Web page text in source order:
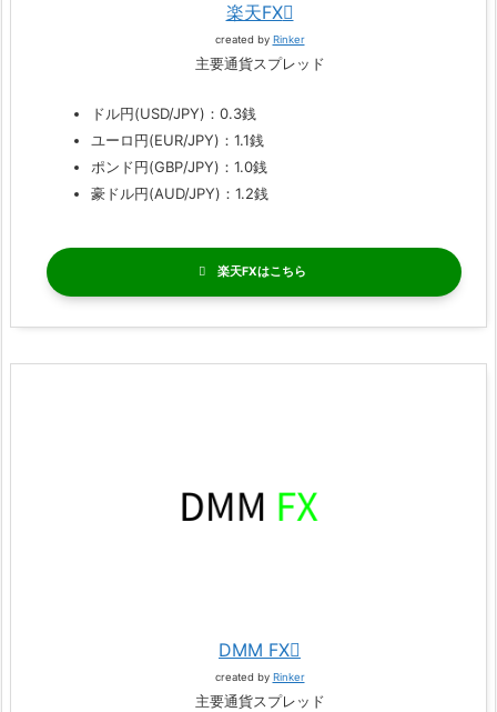
楽天FX
created by Rinker
主要通貨スプレッド
ドル円(USD/JPY)：0.3銭
ユーロ円(EUR/JPY)：1.1銭
ポンド円(GBP/JPY)：1.0銭
豪ドル円(AUD/JPY)：1.2銭
楽天FX
DMM FX
created by Rinker
主要通貨スプレッド